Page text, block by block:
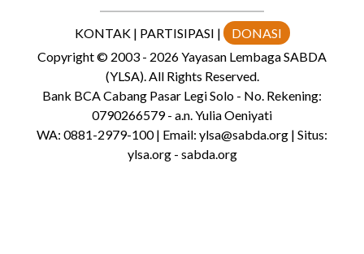
KONTAK| PARTISIPASI |
DONASI
Copyright© 2003 - 2026Yayasan Lembaga SABDA
(YLSA).All Rights Reserved.
Bank BCA Cabang Pasar Legi Solo - No. Rekening:
0790266579 - a.n. Yulia Oeniyati
WA: 0881-2979-100| Email: ylsa@sabda.org | Situs:
ylsa.org- sabda.org